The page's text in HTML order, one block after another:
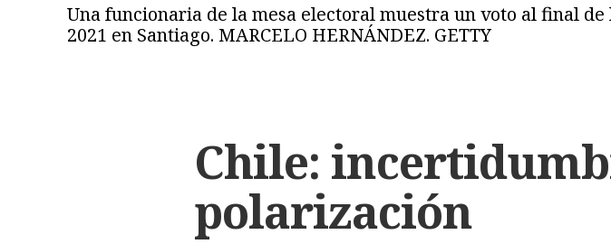
Una funcionaria de la mesa electoral muestra un voto al final
2021 en Santiago. MARCELO HERNÁNDEZ. GETTY
Chile:
polarización